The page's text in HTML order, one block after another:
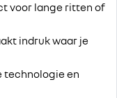
voor lange ritten of
indruk waar je
technologie en